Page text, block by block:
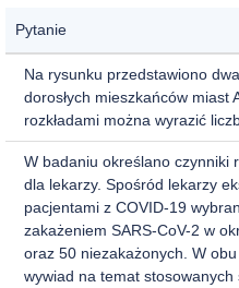
Pytanie
Na rysunku przedstawiono
dorosłych mieszkańców miast
rozkładami można wyrazić
W badaniu określano czynniki
dla lekarzy. Spośród lekarzy
pacjentami z COVID-19
zakażeniem SARS-CoV-2 w
oraz 50 niezakażonych. W
wywiad na temat